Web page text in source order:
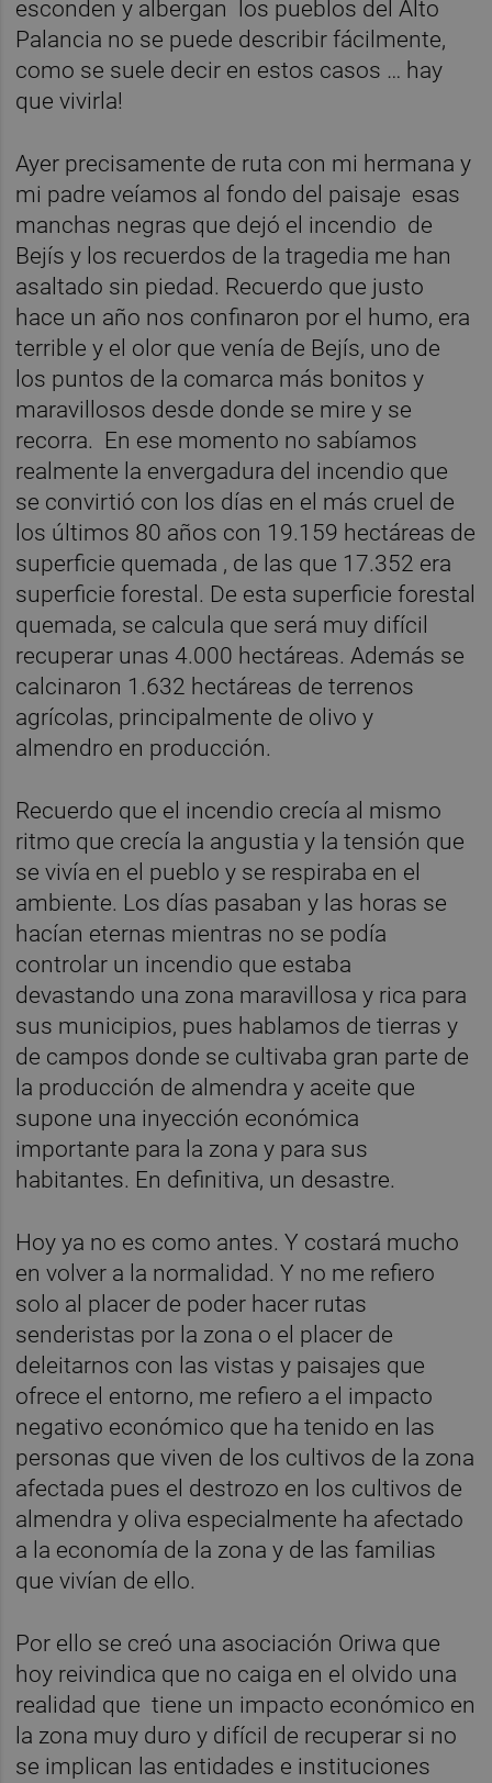
esconden y albergan los pueblos del Alto
Palancia no se puede describir fácilmente,
como se suele decir en estos casos … hay
que vivirla!
Ayer precisamente de ruta con mi hermana y
mi padre veíamos al fondo del paisaje esas
manchas negras que dejó el incendio de
Bejís y los recuerdos de la tragedia me han
asaltado sin piedad. Recuerdo que justo
hace un año nos confinaron por el humo, era
terrible y el olor que venía de Bejís, uno de
los puntos de la comarca más bonitos y
maravillosos desde donde se mire y se
recorra. En ese momento no sabíamos
realmente la envergadura del incendio que
se convirtió con los días en el más cruel de
los últimos 80 años con 19.159 hectáreas de
superficie quemada , de las que 17.352 era
superficie forestal. De esta superficie forestal
quemada, se calcula que será muy difícil
recuperar unas 4.000 hectáreas. Además se
calcinaron 1.632 hectáreas de terrenos
agrícolas, principalmente de olivo y
almendro en producción.
Recuerdo que el incendio crecía al mismo
ritmo que crecía la angustia y la tensión que
se vivía en el pueblo y se respiraba en el
ambiente. Los días pasaban y las horas se
hacían eternas mientras no se podía
controlar un incendio que estaba
devastando una zona maravillosa y rica para
sus municipios, pues hablamos de tierras y
de campos donde se cultivaba gran parte de
la producción de almendra y aceite que
supone una inyección económica
importante para la zona y para sus
habitantes. En definitiva, un desastre.
Hoy ya no es como antes. Y costará mucho
en volver a la normalidad. Y no me refiero
solo al placer de poder hacer rutas
senderistas por la zona o el placer de
deleitarnos con las vistas y paisajes que
ofrece el entorno, me refiero a el impacto
negativo económico que ha tenido en las
personas que viven de los cultivos de la zona
afectada pues el destrozo en los cultivos de
almendra y oliva especialmente ha afectado
a la economía de la zona y de las familias
que vivían de ello.
Por ello se creó una asociación Oriwa que
hoy reivindica que no caiga en el olvido una
realidad que tiene un impacto económico en
la zona muy duro y difícil de recuperar si no
se implican las entidades e instituciones